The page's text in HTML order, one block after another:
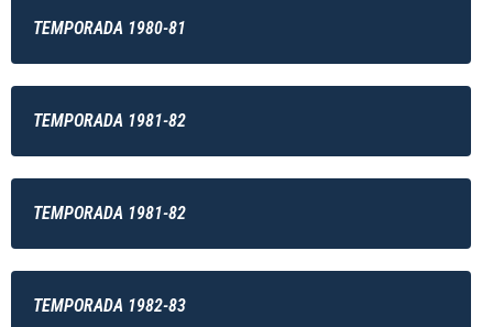
TEMPORADA 1980-81
TEMPORADA 1981-82
TEMPORADA 1981-82
TEMPORADA 1982-83